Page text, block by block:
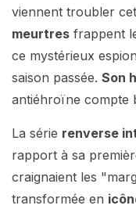
viennent troubler
meurtres frappent
ce mystérieux
saison passée. Son
antiéhroïne compte
La série renverse
rapport à sa
craignaient les
transformée en